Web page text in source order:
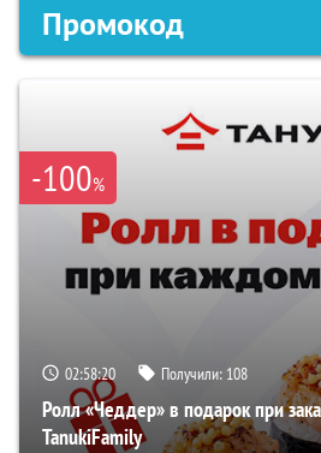
Промокод
-100%
02:58:19 Получили: 108
Ролл «Чеддер» в подарок при
TanukiFamily